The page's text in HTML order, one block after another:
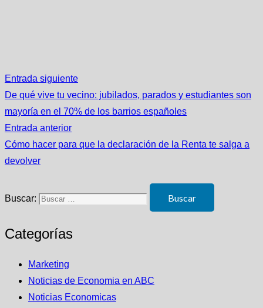
Entrada siguiente
De qué vive tu vecino: jubilados, parados y estudiantes son
mayoría en el 70% de los barrios españoles
Entrada anterior
Cómo hacer para que la declaración de la Renta te salga a
devolver
Buscar:
Categorías
Marketing
Noticias de Economia en ABC
Noticias Economicas